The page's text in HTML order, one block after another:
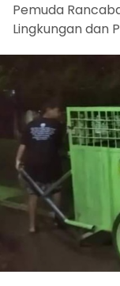
Pemuda
Lingkungan dan